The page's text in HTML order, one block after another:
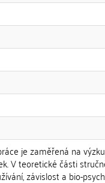
je zaměřená na
V teoretické části
závislost a bio-